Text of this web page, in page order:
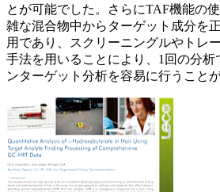
とが可能でした。さらにTAF機能の
雑な混合物中からターゲット成分を
用であり、スクリーニングルやトレ
手法を用いることにより、1回の分析
ンターゲット分析を容易に行うこと